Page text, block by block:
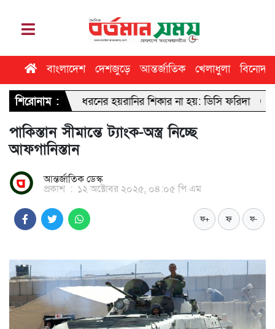
বাংলাদেশ দেশজুড়ে আন্তর্জাতিক খেলাধুলা বিনোদন
শিরোনাম :
ধরনের হয়রানির শিকার না হয়: ডিসি ফরিদা ঢাবি
পাকিস্তান সীমান্তে ট্যাংক-অস্ত্র নিচ্ছে
আফগানিস্তান
আন্তর্জাতিক ডেস্ক
প্রকাশ : ১২ অক্টোবর ২০২৫, ০৪:০৫ পি এম
ফ+ ফ ফ-